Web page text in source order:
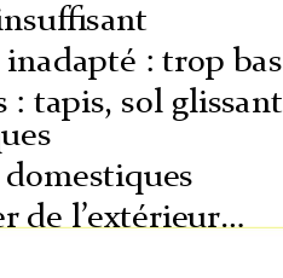
: trop
: tapis, sol
de l’extérieur…